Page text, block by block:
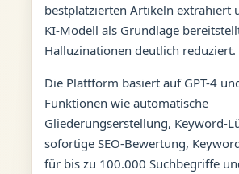
bestplatzierten Artikeln extrahiert
KI-Modell als Grundlage
Halluzinationen deutlich reduziert.
Die Plattform basiert auf GPT-4
Funktionen wie automatische
Gliederungserstellung, Keyword-
sofortige SEO-Bewertung,
für bis zu 100.000 Suchbegriffe